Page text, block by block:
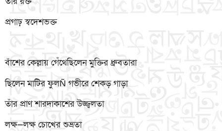
প্রগাঢ় স্বদেশভক্ত
বাঁশের কেল্লায় গেঁথেছিলেন মুক্তির ধ্রুবতারা
ছিলেন মাটির ফুলÑ গভীরে শেকড় গাড়া
তাঁর প্রাণ শারদাকাশের উজ্জ্বলতা
লক্ষ—লক্ষ চোখের শুভ্রতা